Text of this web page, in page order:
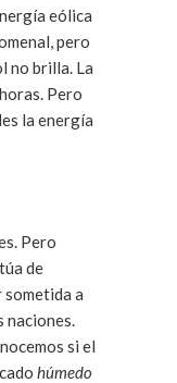
eólica
pero
no brilla. La
Pero
la energía
Pero
de
sometida a
naciones.
si el
húmedo